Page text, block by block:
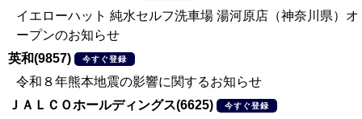
イエローハット 純水セルフ洗車場 湯河原店（神奈川県）オ
ープンのお知らせ
英和(9857)
今すぐ登録
令和８年熊本地震の影響に関するお知らせ
ＪＡＬＣＯホールディングス(6625)
今すぐ登録